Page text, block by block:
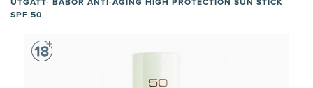
UTGÅTT- BABOR ANTI-AGING HIGH PROTECTION SUN STICK
SPF 50